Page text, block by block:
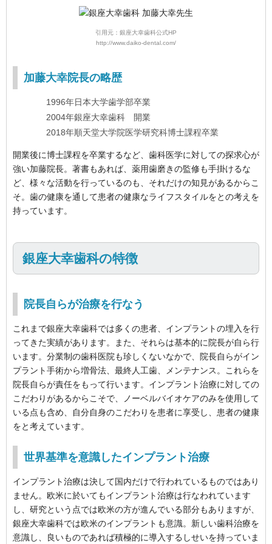
引用元：銀座大幸歯科公式HP
http://www.daiko-dental.com/
加藤大幸院長の略歴
1996年日本大学歯学部卒業
2004年銀座大幸歯科 開業
2018年順天堂大学院医学研究科博士課程卒業
開業後に博士課程を卒業するなど、歯科医学に対しての探求心が
強い加藤院長。著書もあれば、薬用歯磨きの監修も手掛けるな
ど、様々な活動を行っているのも、それだけの知見があるからこ
そ。歯の健康を通して患者の健康なライフスタイルをとの考えを
持っています。
銀座大幸歯科の特徴
院長自らが治療を行なう
これまで銀座大幸歯科では多くの患者、インプラントの埋入を行
ってきた実績があります。また、それらは基本的に院長が自ら行
います。分業制の歯科医院も珍しくないなかで、院長自らがイン
プラント手術から増骨法、最終人工歯、メンテナンス。これらを
院長自らが責任をもって行います。インプラント治療に対しての
こだわりがあるからこそで、ノーベルバイオケアのみを使用して
いる点も含め、自分自身のこだわりを患者に享受し、患者の健康
をと考えています。
世界基準を意識したインプラント治療
インプラント治療は決して国内だけで行われているものではあり
ません。欧米に於いてもインプラント治療は行なわれています
し、研究という点では欧米の方が進んでいる部分もありますが、
銀座大幸歯科では欧米のインプラントも意識。新しい歯科治療を
意識し、良いものであれば積極的に導入するしせいを持っていま